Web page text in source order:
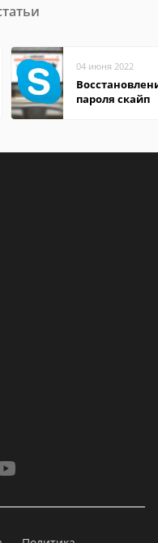
04 июня 2022
пароля скайп